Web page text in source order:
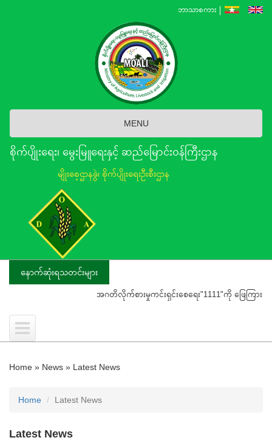
ဘာသာစကား
MENU
စိုက်ပျိုးရေး၊ မွေးမြူရေးနှင့် ဆည်မြောင်း၀န်ကြီးဌာန
မျိုးစေ့ဌာနခွဲ၊ စိုက်ပျိုးရေးဦးစီးဌာန
နောက်ဆုံးရသတင်းများ
အဂတိလိုက်စားမှုကင်းရှင်းစေရေး"1111"ကို ဖြေကြားပေးရန်
Home » News » Latest News
Home Latest News
Latest News